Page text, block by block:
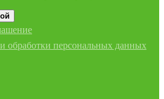
обработки персональных данных